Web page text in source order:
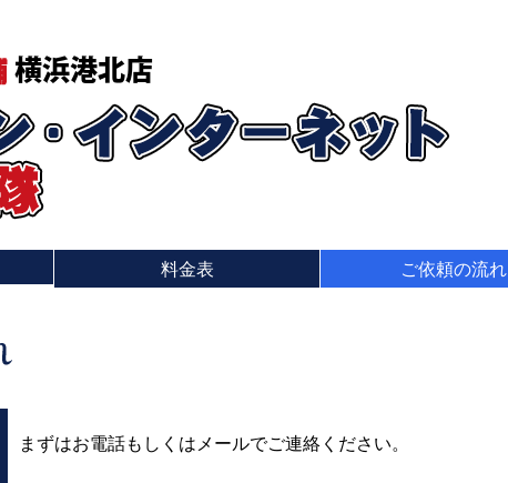
横浜港北店
料金表 ご依頼の流れ
まずはお電話もしくはメールでご連絡ください。